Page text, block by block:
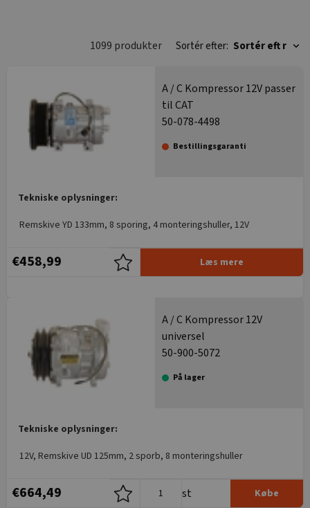
1099 produkter Sortér efter: Sortér eftr
A / C Kompressor 12V passer
til CAT
50-078-4498
Bestillingsgaranti
Tekniske oplysninger:
Remskive YD 133mm, 8 sporing, 4 monteringshuller, 12V
€458,99 Læs mere
A / C Kompressor 12V
universel
50-900-5072
På lager
Tekniske oplysninger:
12V, Remskive UD 125mm, 2 sporb, 8 monteringshuller
€664,49 st Købe